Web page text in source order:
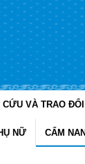
CỨU VÀ TRAO ĐỔI
NỮ CẨM